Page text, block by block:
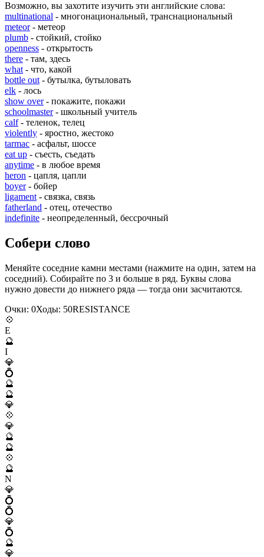
Возможно, вы захотите изучить эти английские слова:
multinational - многонациональный, транснациональный
meteor- метеор
plumb - стойкий, стойко
openness - открытость
there - там, здесь
what- что, какой
bottle out- бутылка, бутыловать
elk - лось
show over- покажите, покажи
schoolmaster- школьный учитель
calf- теленок, телец
violently - яростно, жестоко
tarmac - асфальт, шоссе
eat up - съесть, съедать
anytime - в любое время
heron - цапля, цапли
boyer- бойер
ligament- связка, связь
fatherland - отец, отечество
indefinite - неопределенный, бессрочный
Собери слово
Меняйте соседние камни местами (нажмите на один, затем на
соседний). Собирайте по 3 и больше в ряд. Буквы слова
нужно довести до нижнего ряда — тогда они засчитаются.
Очки: 0Ходы: 50RESISTANCE
💠
E
🔮
I
💎
💍
🔮
🔮
💎
💠
💎
🔮
🔮
💠
🔮
N
💎
💍
💍
💎
💍
🔮
💎